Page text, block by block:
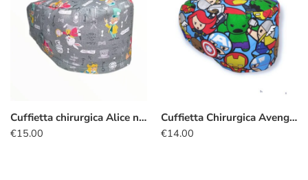
Cuffietta chirurgica Alice nel Paese delle Meraviglie grigio
€15.00
Cuffietta Chirurgica Avengers kawaii azzurro
€14.00